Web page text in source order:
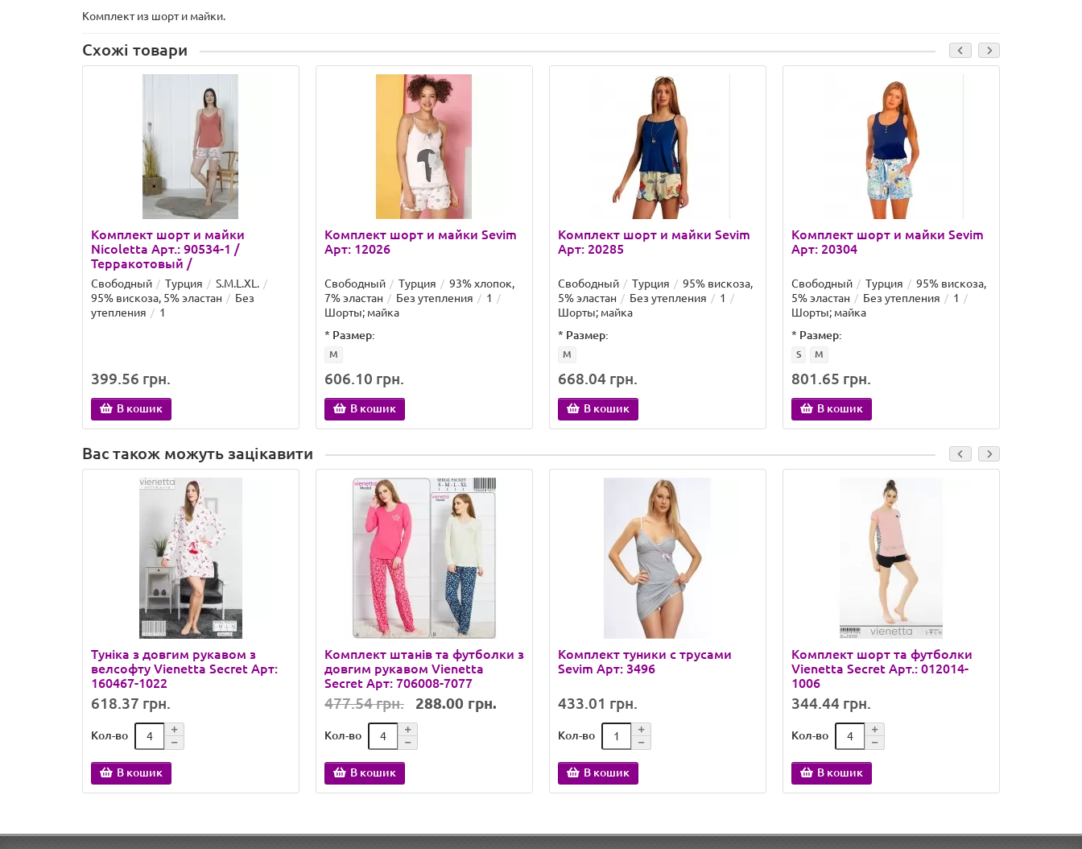
Комплект из шорт и майки.
Схожі товари
Комплект шорт и майки
Nicoletta Арт.: 90534-1 /
Терракотовый /
Свободный Турция
S.M.L.XL.
95% вискоза, 5% эластан
Без
утепления
1
399.56 грн.
В кошик
Комплект шорт и майки Sevim
Арт: 12026
Свободный Турция
93% хлопок,
7% эластан
Без утепления
1
Шорты; майка
* Размер:
M
606.10 грн.
В кошик
Комплект шорт и майки Sevim
Арт: 20285
Свободный Турция
95% вискоза,
5% эластан
Без утепления
1
Шорты; майка
* Размер:
M
668.04 грн.
В кошик
Комплект шорт и майки Sevim
Арт: 20304
Свободный Турция
95% вискоза,
5% эластан
Без утепления
1
Шорты; майка
* Размер:
S M
801.65 грн.
В кошик
Вас також можуть зацікавити
Туніка з довгим рукавом з
велсофту Vienetta Secret Арт:
160467-1022
618.37 грн.
Кол-во
В кошик
Комплект штанів та футболки з
довгим рукавом Vienetta
Secret Арт: 706008-7077
477.54 грн. 288.00 грн.
Кол-во
В кошик
Комплект туники с трусами
Sevim Арт: 3496
433.01 грн.
Кол-во
В кошик
Комплект шорт та футболки
Vienetta Secret Арт.: 012014-
1006
344.44 грн.
Кол-во
В кошик